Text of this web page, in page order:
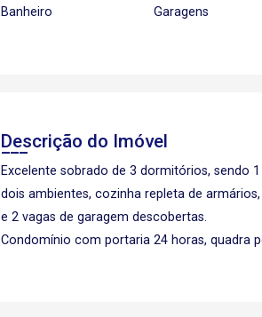
Banheiro Garagens
Descrição do Imóvel
Excelente sobrado de 3 dormitórios, sendo
dois ambientes, cozinha repleta de
e 2 vagas de garagem descobertas.
Condomínio com portaria 24 horas, quadra